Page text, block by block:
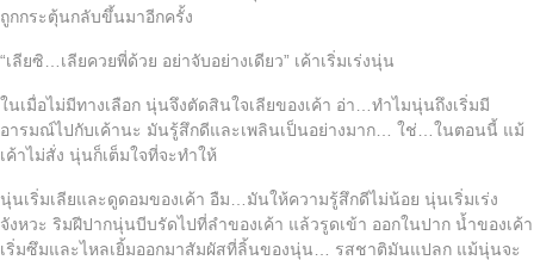
ถูกกระตุ้นกลับขึ้นมาอีกครั้ง
“เลียซิ…เลียควยพี่ด้วย อย่าจับอย่างเดียว” เค้าเริ่มเร่งนุ่น
ในเมื่อไม่มีทางเลือก นุ่นจึงตัดสินใจเลียของเค้า อ่า…ทำไมนุ่นถึงเริ่มมี
อารมณ์ไปกับเค้านะ มันรู้สึกดีและเพลินเป็นอย่างมาก… ใช่…ในตอนนี้ แม้
เค้าไม่สั่ง นุ่นก็เต็มใจที่จะทำให้
นุ่นเริ่มเลียและดูดอมของเค้า อืม…มันให้ความรู้สึกดีไม่น้อย นุ่นเริ่มเร่ง
จังหวะ ริมฝีปากนุ่นบีบรัดไปที่ลำของเค้า แล้วรูดเข้า ออกในปาก น้ำของเค้า
เริ่มซึมและไหลเยิ้มออกมาสัมผัสที่ลิ้นของนุ่น… รสชาติมันแปลก แม้นุ่นจะ